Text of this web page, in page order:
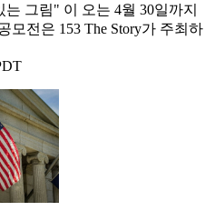
는 그림" 이 오는 4월 30일까지
모전은 153 The Story가 주최하